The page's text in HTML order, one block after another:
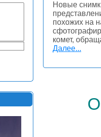
Новые
похожих на
комет,
Далее...